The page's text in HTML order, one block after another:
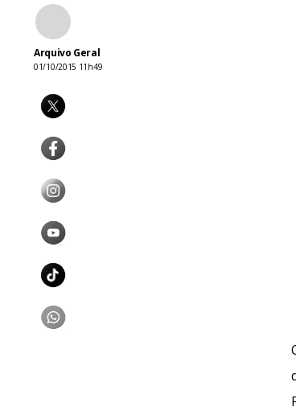
Arquivo Geral
01/10/2015 11h49